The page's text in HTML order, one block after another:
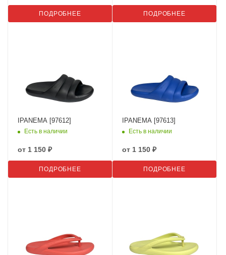
ПОДРОБНЕЕ ПОДРОБНЕЕ
IPANEMA [97612]
Есть в наличии
от 1 150 ₽
ПОДРОБНЕЕ
IPANEMA [97613]
Есть в наличии
от 1 150 ₽
ПОДРОБНЕЕ